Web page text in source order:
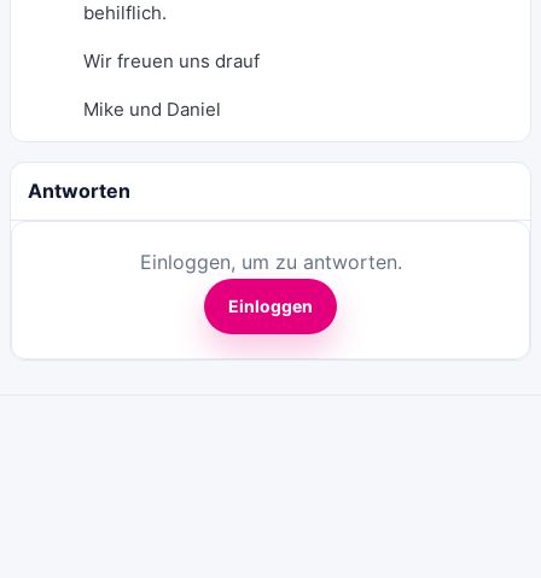
behilflich.
Wir freuen uns drauf
Mike und Daniel
Antworten
Einloggen, um zu antworten.
Einloggen